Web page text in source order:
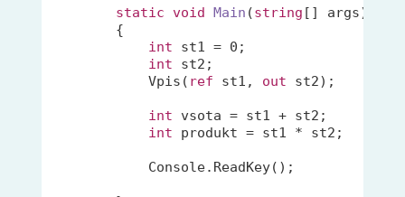
static void Main (string [] args)
        {
int st1 = 0 ;
int st2;
            Vpis(
ref st1, out st2);
int vsota = st1 + st2;
int produkt = st1 * st2;
            Console.ReadKey();